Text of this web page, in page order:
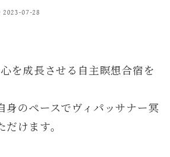
2023-07-28
を成長させる自主瞑想合宿を
身のペースでヴィパッサナー冥
けます。